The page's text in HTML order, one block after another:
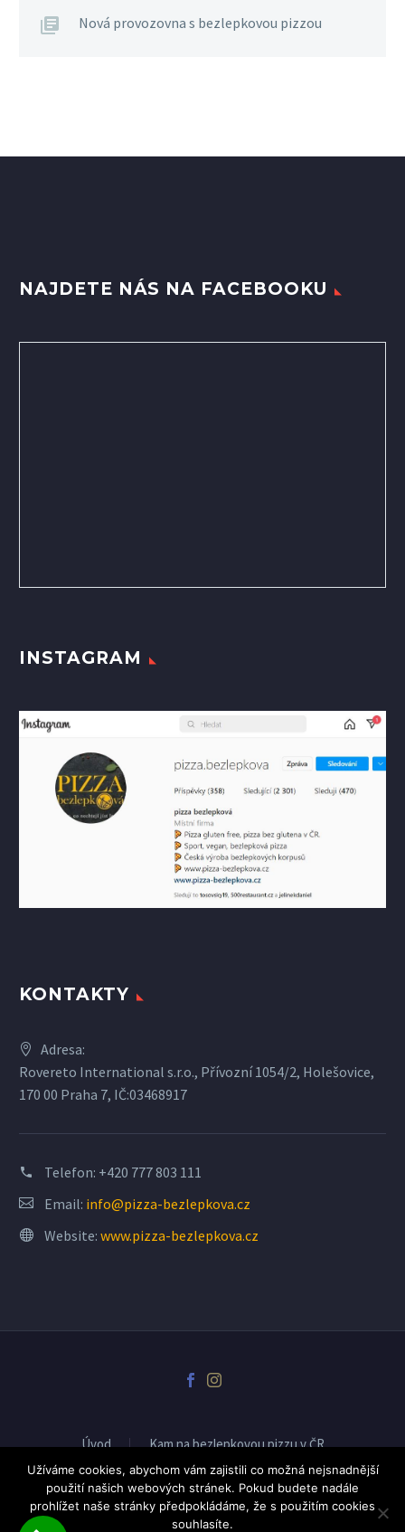
Nová provozovna s bezlepkovou pizzou
NAJDETE NÁS NA FACEBOOKU
INSTAGRAM
KONTAKTY
Adresa:
Rovereto International s.r.o., Přívozní 1054/2, Holešovice,
170 00 Praha 7, IČ:03468917
Telefon: +420 777 803 111
Email: info@pizza-bezlepkova.cz
Website: www.pizza-bezlepkova.cz
Úvod
Kam na bezlepkovou pizzu v ČR
Spolupráce-pro pizzerie
Novinky
Užíváme cookies, abychom vám zajistili co možná nejsnadnější
použití našich webových stránek. Pokud budete nadále
prohlížet naše stránky předpokládáme, že s použitím cookies
souhlasíte.